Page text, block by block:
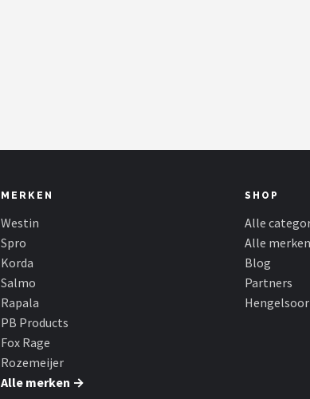
MERKEN
Westin
Spro
Korda
Salmo
Rapala
PB Products
Fox Rage
Rozemeijer
Alle merken →
SHOP
Alle
Alle merken
Blog
Partners